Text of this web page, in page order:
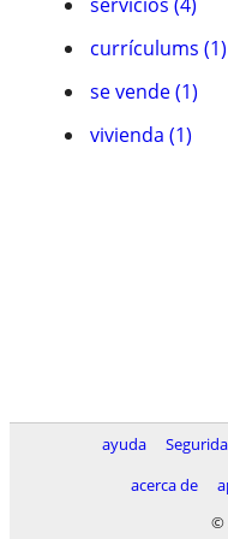
currí­culums (1)
se vende (1)
vivienda (1)
ayuda
acerca de
©